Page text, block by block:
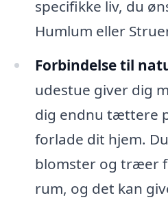
specifikke liv, du
Humlum eller
Forbindelse til
udestue giver dig
dig endnu tættere
forlade dit hjem.
blomster og træer
rum, og det kan